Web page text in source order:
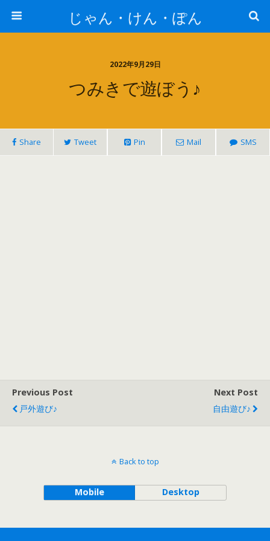
じゃん・けん・ぽん
2022年9月29日
つみきで遊ぼう♪
Share Tweet Pin Mail SMS
Previous Post
戸外遊び♪
Next Post
自由遊び♪
Back to top
Mobile Desktop